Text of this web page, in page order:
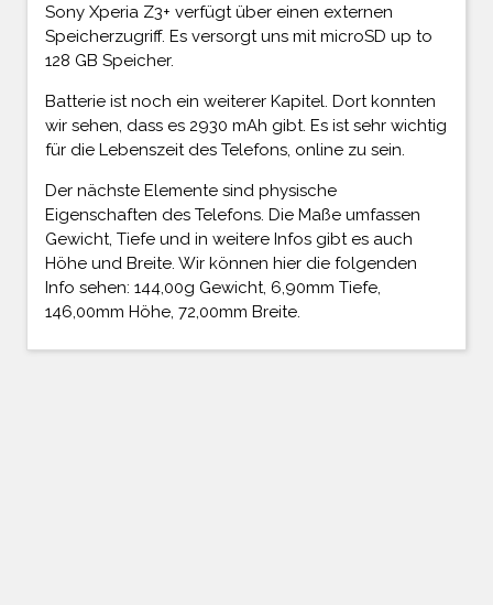
Sony Xperia Z3+ verfügt über einen externen
Speicherzugriff. Es versorgt uns mit microSD up to
128 GB Speicher.
Batterie ist noch ein weiterer Kapitel. Dort konnten
wir sehen, dass es 2930 mAh gibt. Es ist sehr wichtig
für die Lebenszeit des Telefons, online zu sein.
Der nächste Elemente sind physische
Eigenschaften des Telefons. Die Maße umfassen
Gewicht, Tiefe und in weitere Infos gibt es auch
Höhe und Breite. Wir können hier die folgenden
Info sehen: 144,00g Gewicht, 6,90mm Tiefe,
146,00mm Höhe, 72,00mm Breite.